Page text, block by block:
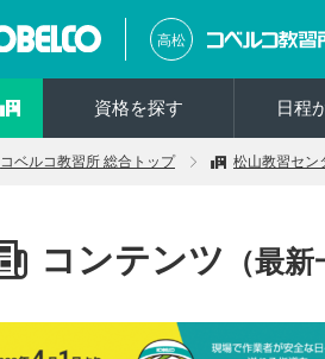
高松
資格を探す 日程
コベルコ教習所 総合トップ 松山教習セン
コンテンツ （最新